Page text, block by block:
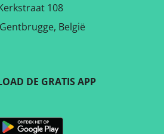
108
België
DE GRATIS APP